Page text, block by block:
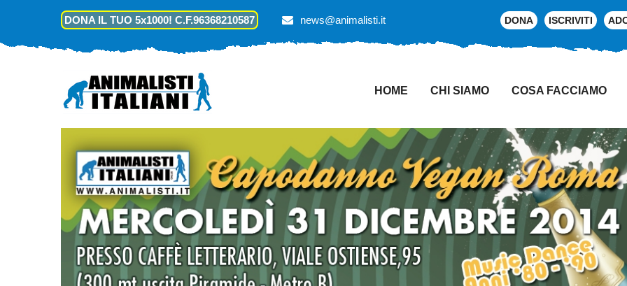
DONA IL TUO 5x1000! C.F.96368210587 news@animalisti.it DONA ISCRIVITI
HOME CHI SIAMO COSA FACCIAMO